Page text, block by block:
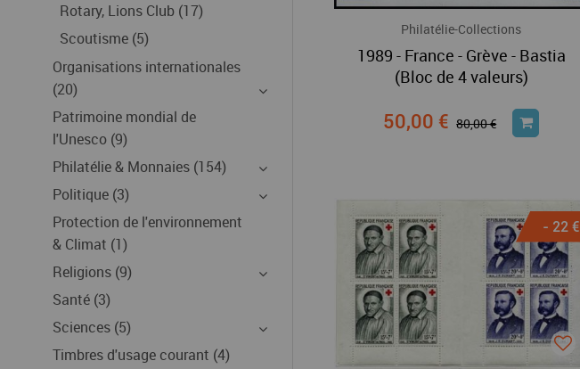
Rotary, Lions Club (17)
Scoutisme (5)
Organisations internationales
(20)
Patrimoine mondial de
l'Unesco (9)
Philatélie & Monnaies (154)
Politique (3)
Protection de l'environnement
& Climat (1)
Religions (9)
Santé (3)
Sciences (5)
Timbres d'usage courant (4)
Philatélie-Collections
1989 - France - Grève - Bastia
(Bloc de 4 valeurs)
50,00 € 80,00 €
- 22 €